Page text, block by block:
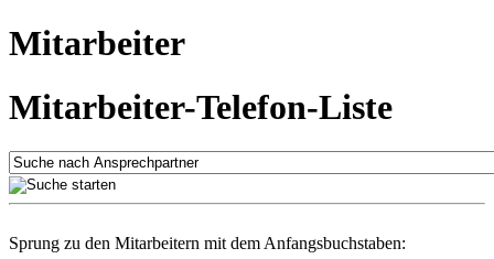
Mitarbeiter
Mitarbeiter-Telefon-Liste
Sprung zu den Mitarbeitern mit dem Anfangsbuchstaben: